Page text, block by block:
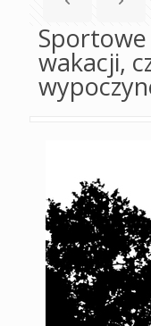
wakacji,